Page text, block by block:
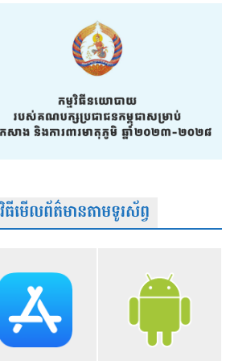
ធីមើលព័ត៌មានតាមទូរស័ព្វ